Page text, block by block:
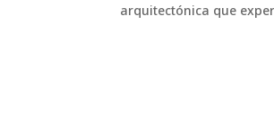
arquitectónica que